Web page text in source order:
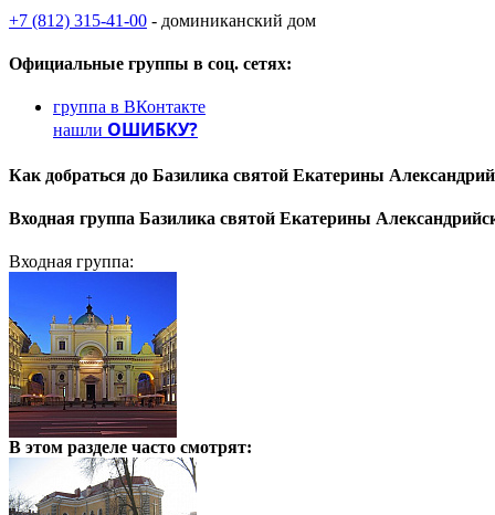
+7 (812) 315-41-00 - доминиканский дом
Официальные группы в соц. сетях:
группа в ВКонтакте
нашли ОШИБКУ?
Как добраться до Базилика святой Екатерины
Входная группа Базилика святой Екатерины
Входная группа:
В этом разделе часто смотрят: